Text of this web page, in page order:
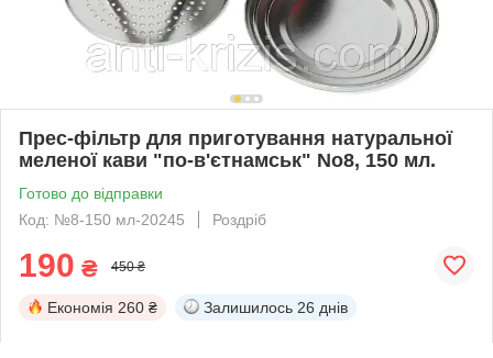
Прес-фільтр для приготування натуральної
меленої кави "по-в'єтнамськ" No8, 150 мл.
Готово до відправки
Код: №8-150 мл-20245
Роздріб
190 ₴ 450 ₴
Економія 260 ₴ Залишилось 26 днів